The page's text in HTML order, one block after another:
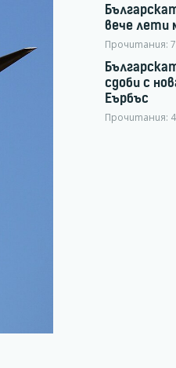
вече лети
Прочитания:
сдоби с
Еърбъс
Прочитания: